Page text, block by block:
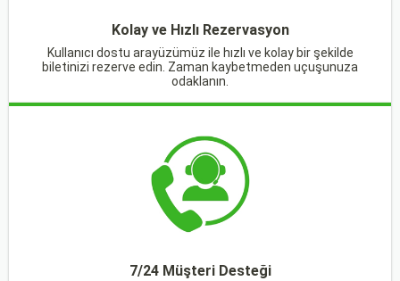
Kolay ve Hızlı Rezervasyon
Kullanıcı dostu arayüzümüz ile hızlı ve kolay bir şekilde
biletinizi rezerve edin. Zaman kaybetmeden uçuşunuza
odaklanın.
7/24 Müşteri Desteği